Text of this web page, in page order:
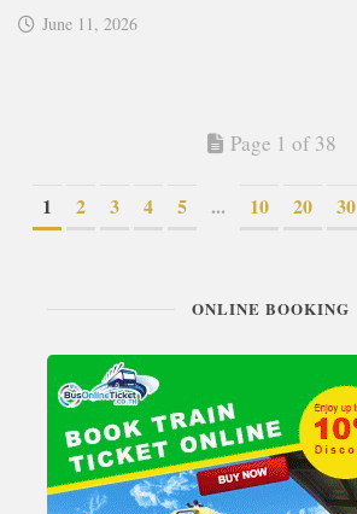
June 11, 2026
Page 1 of 38
1 2 3 4 5 ... 10 20 30
ONLINE BOOKING